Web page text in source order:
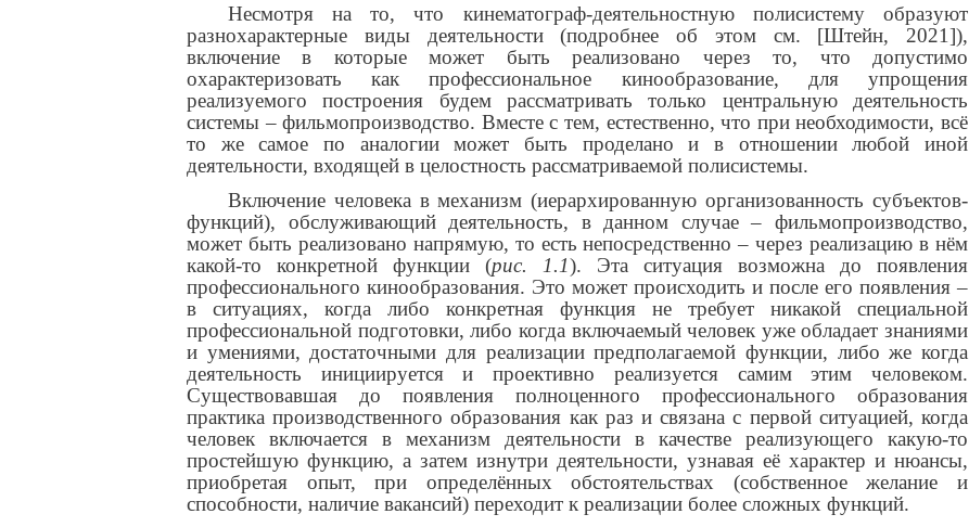
Несмотря на то, что кинематограф-деятельностную полисистему образуют
разнохарактерные виды деятельности (подробнее об этом см. [Штейн, 2021]),
включение в которые может быть реализовано через то, что допустимо
охарактеризовать как профессиональное кинообразование, для упрощения
реализуемого построения будем рассматривать только центральную деятельность
системы – фильмопроизводство. Вместе с тем, естественно, что при необходимости, всё
то же самое по аналогии может быть проделано и в отношении любой иной
деятельности, входящей в целостность рассматриваемой полисистемы.
Включение человека в механизм (иерархированную организованность субъектов-
функций), обслуживающий деятельность, в данном случае – фильмопроизводство,
может быть реализовано напрямую, то есть непосредственно – через реализацию в нём
какой-то конкретной функции (рис. 1.1). Эта ситуация возможна до появления
профессионального кинообразования. Это может происходить и после его появления –
в ситуациях, когда либо конкретная функция не требует никакой специальной
профессиональной подготовки, либо когда включаемый человек уже обладает знаниями
и умениями, достаточными для реализации предполагаемой функции, либо же когда
деятельность инициируется и проективно реализуется самим этим человеком.
Существовавшая до появления полноценного профессионального образования
практика производственного образования как раз и связана с первой ситуацией, когда
человек включается в механизм деятельности в качестве реализующего какую-то
простейшую функцию, а затем изнутри деятельности, узнавая её характер и нюансы,
приобретая опыт, при определённых обстоятельствах (собственное желание и
способности, наличие вакансий) переходит к реализации более сложных функций.